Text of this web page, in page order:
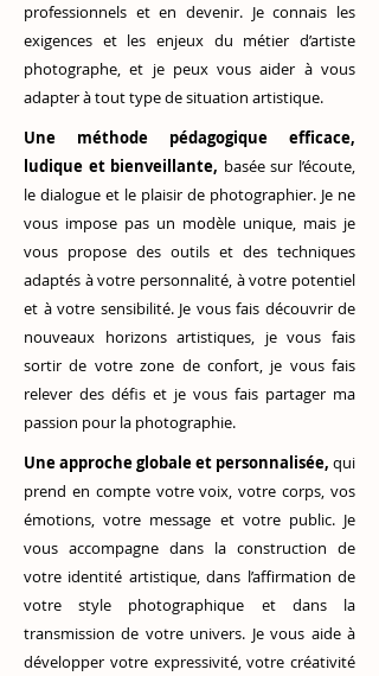
professionnels et en devenir. Je connais les
exigences et les enjeux du métier d’artiste
photographe, et je peux vous aider à vous
adapter à tout type de situation artistique.
Une méthode pédagogique efficace,
ludique et bienveillante, basée sur l’écoute,
le dialogue et le plaisir de photographier. Je ne
vous impose pas un modèle unique, mais je
vous propose des outils et des techniques
adaptés à votre personnalité, à votre potentiel
et à votre sensibilité. Je vous fais découvrir de
nouveaux horizons artistiques, je vous fais
sortir de votre zone de confort, je vous fais
relever des défis et je vous fais partager ma
passion pour la photographie.
Une approche globale et personnalisée, qui
prend en compte votre voix, votre corps, vos
émotions, votre message et votre public. Je
vous accompagne dans la construction de
votre identité artistique, dans l’affirmation de
votre style photographique et dans la
transmission de votre univers. Je vous aide à
développer votre expressivité, votre créativité